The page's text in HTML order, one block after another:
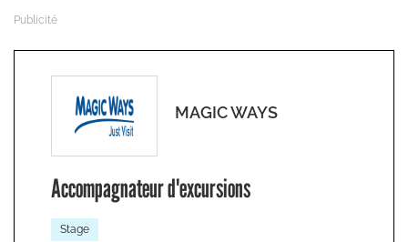
MAGIC WAYS
Accompagnateur d'excursions
Stage